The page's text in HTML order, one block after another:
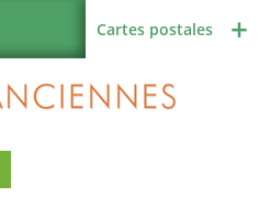
Cartes postales